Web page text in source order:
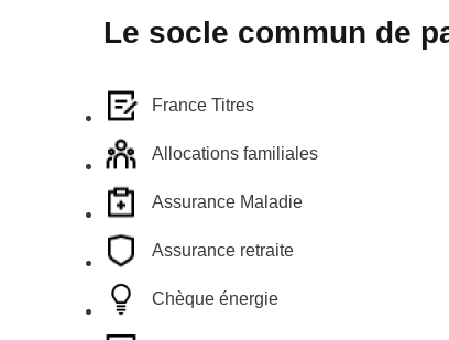
Le socle commun de
France Titres
Allocations familiales
Assurance Maladie
Assurance retraite
Chèque énergie